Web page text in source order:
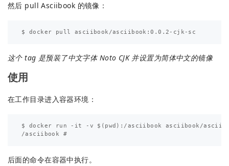
然后 pull Asciibook 的镜像：
这个 tag 是预装了中文字体 Noto CJK 并设置为简体中文的镜像
使用
在工作目录进入容器环境：
$ docker run -it -v $(pwd):/asciibook asciibook/
后面的命令在容器中执行。